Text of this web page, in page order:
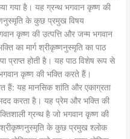
गया है। यह ग्रन्थ भगवान कृष्ण की
के कुछ प्रमुख विषय
कृष्ण की उत्पत्ति और जन्म भगवान
का मार्ग श्रीकृष्णनुस्मृति का पाठ
प्राप्त होती है। यह पाठ विशेष रूप से
कृष्ण की भक्ति करते हैं।
हैं: यह मानसिक शांति और एकाग्रता
करता है। यह प्रेम और भक्ति की
ग्रन्थ है जो भगवान कृष्ण की
श्रीकृष्णनुस्मृति के कुछ प्रमुख श्लोक